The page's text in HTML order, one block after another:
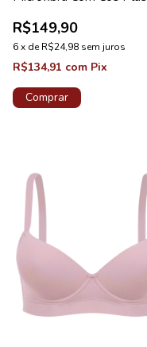
R$149,90
6x deR$24,98 sem juros
R$134,91 com Pix
Comprar